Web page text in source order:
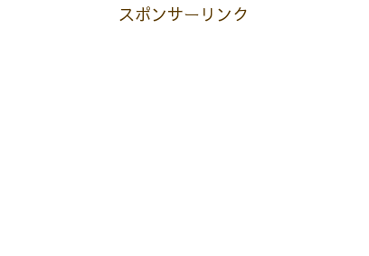
スポンサーリンク